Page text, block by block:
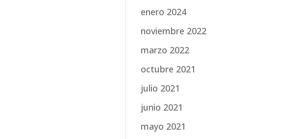
enero 2024
noviembre 2022
marzo 2022
octubre 2021
julio 2021
junio 2021
mayo 2021